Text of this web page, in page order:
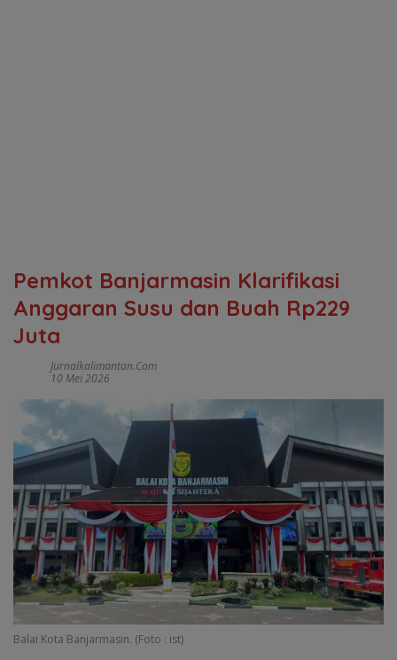
Pemkot Banjarmasin Klarifikasi
Anggaran Susu dan Buah Rp229
Juta
Jurnalkalimantan.com
10 Mei 2026
Balai Kota Banjarmasin. (Foto : ist)